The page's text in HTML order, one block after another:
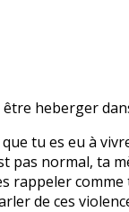
heberger
tu es eu à
pas normal, ta
rappeler
de ces